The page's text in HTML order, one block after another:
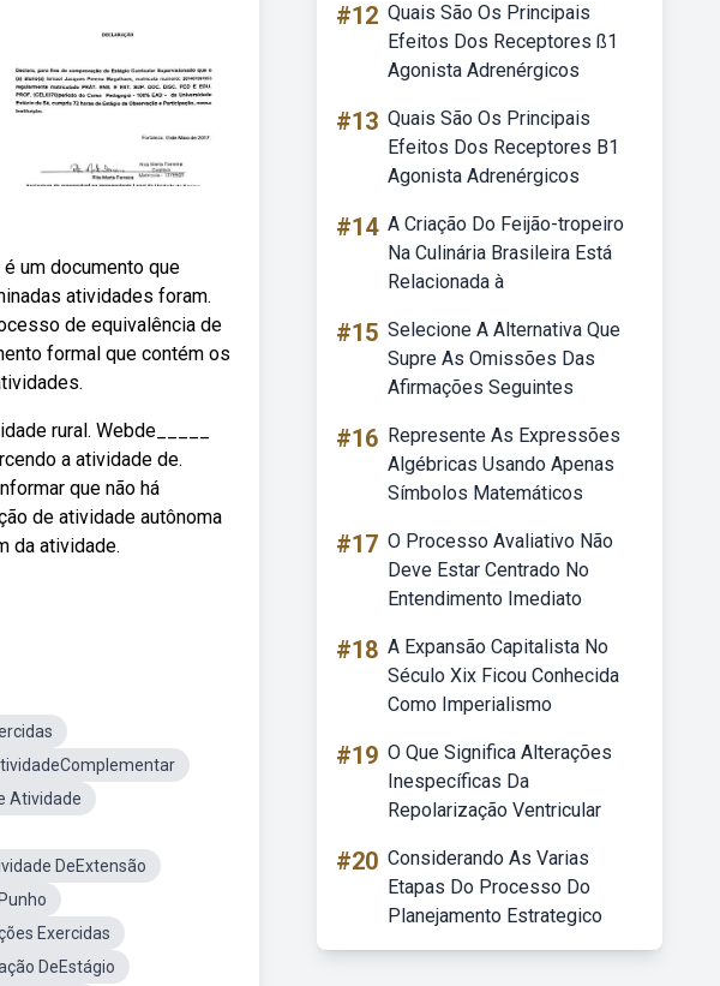
um documento que
atividades foram.
de equivalência de
formal que contém os
rural. Webde_____
a atividade de.
que não há
de atividade autônoma
da atividade.
Atividade
DeExtensão
Exercidas
DeEstágio
#12 Quais São Os Principais
Efeitos Dos Receptores ß1
Agonista Adrenérgicos
#13 Quais São Os Principais
Efeitos Dos Receptores B1
Agonista Adrenérgicos
#14 A Criação Do Feijão-tropeiro
Na Culinária Brasileira Está
Relacionada à
#15 Selecione A Alternativa Que
Supre As Omissões Das
Afirmações Seguintes
#16 Represente As Expressões
Algébricas Usando Apenas
Símbolos Matemáticos
#17 O Processo Avaliativo Não
Deve Estar Centrado No
Entendimento Imediato
#18 A Expansão Capitalista No
Século Xix Ficou Conhecida
Como Imperialismo
#19 O Que Significa Alterações
Inespecíficas Da
Repolarização Ventricular
#20 Considerando As Varias
Etapas Do Processo Do
Planejamento Estrategico